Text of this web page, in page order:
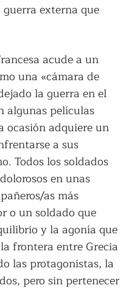
externa que
acude a un
una «cámara de
la guerra en el
algunas películas
ocasión adquiere un
a sus
Todos los soldados
en unas
as más
o un soldado que
y la agonía que
frontera entre Grecia
las protagonistas, la
pero sin pertenecer